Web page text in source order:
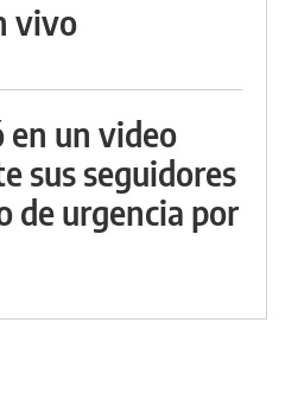
vivo
en un video
sus seguidores
de urgencia por